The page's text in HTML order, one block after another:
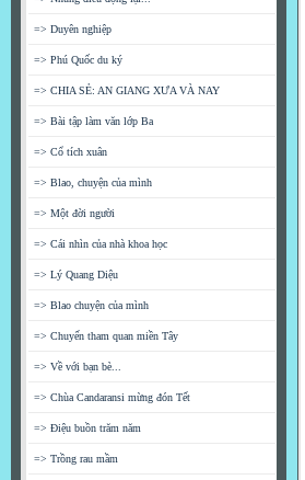
=> Duyên nghiệp
=> Phú Quốc du ký
=> CHIA SẺ: AN GIANG XƯA VÀ NAY
=> Bài tập làm văn lớp Ba
=> Cổ tích xuân
=> Blao, chuyện của mình
=> Một đời người
=> Cái nhìn của nhà khoa học
=> Lý Quang Diệu
=> Blao chuyện của mình
=> Chuyến tham quan miền Tây
=> Về với bạn bè...
=> Chùa Candaransi mừng đón Tết
=> Điệu buồn trăm năm
=> Trồng rau mầm